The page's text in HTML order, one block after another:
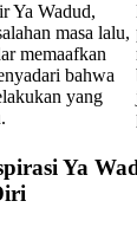
Ya Wadud,
masa lalu,
memaafkan
bahwa
yang
Ya